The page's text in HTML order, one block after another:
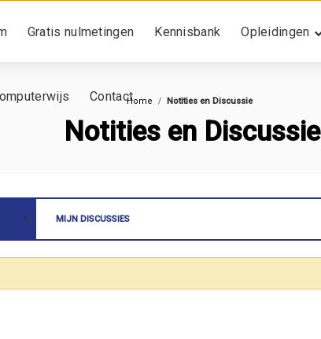
Gratis nulmetingen Kennisbank Opleidingen
ContactHome Notities en Discussie
Notities en Discussie
MIJN DISCUSSIES